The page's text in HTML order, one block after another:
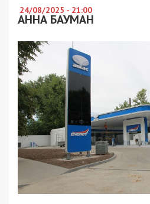
24/08/2025 - 21:00
АННА БАУМАН